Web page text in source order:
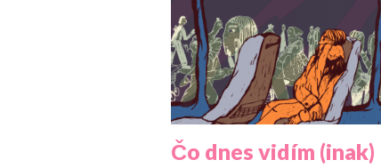
Čo dnes vidím (inak)